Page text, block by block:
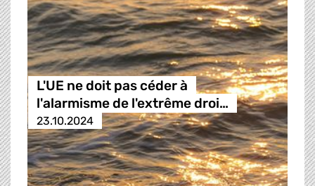
L'UE ne doit pas céder à
l'alarmisme de l'extrême droi…
23.10.2024